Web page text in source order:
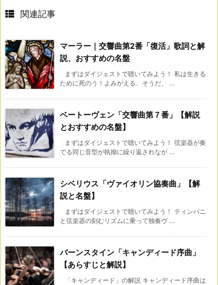
関連記事
マーラー｜交響曲第2番「復活」歌詞と解
説、おすすめの名盤
まずはダイジェストで聴いてみよう！ 私は生きる
ために死のう！よみがえる、そうだ、 ...
ベートーヴェン「交響曲第７番」【解説
とおすすめの名盤】
まずはダイジェストで聴いてみよう！ 弦楽器が奏
でる同じ音型が執拗に繰り返されなが ...
シベリウス「ヴァイオリン協奏曲」【解
説と名盤】
まずはダイジェストで聴いてみよう！ ティンパニ
と弦楽器の刻むリズムに乗って独奏ヴ ...
バーンスタイン「キャンディード序曲」
【あらすじと解説】
「キャンディード」の解説 キャンディード序曲は